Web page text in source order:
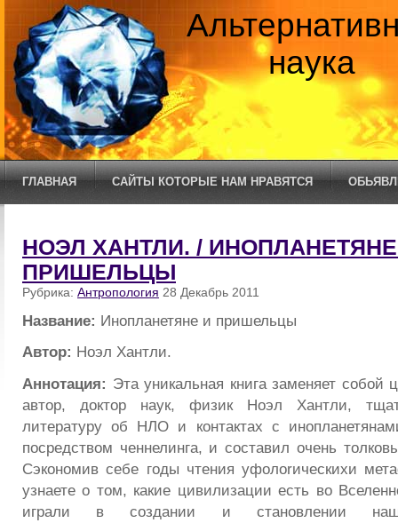
наука
ГЛАВНАЯ САЙТЫ КОТОРЫЕ НАМ НРАВЯТСЯ
НОЭЛ ХАНТЛИ. /
ПРИШЕЛЬЦЫ
Рубрика: Антропология 28 Декабрь 2011
Название: Инопланетяне и пришельцы
Автор: Ноэл Хантли.
Аннотация: Эта уникальная книга заменяет собой
автор, доктор наук, физик Ноэл Хантли,
литературу об НЛО и контактах с
посредством ченнелинга, и составил очень
Сэкономив себе годы чтения уфолоrическихи
узнаете о том, какие цивилизации есть во
играли в создании и становлении